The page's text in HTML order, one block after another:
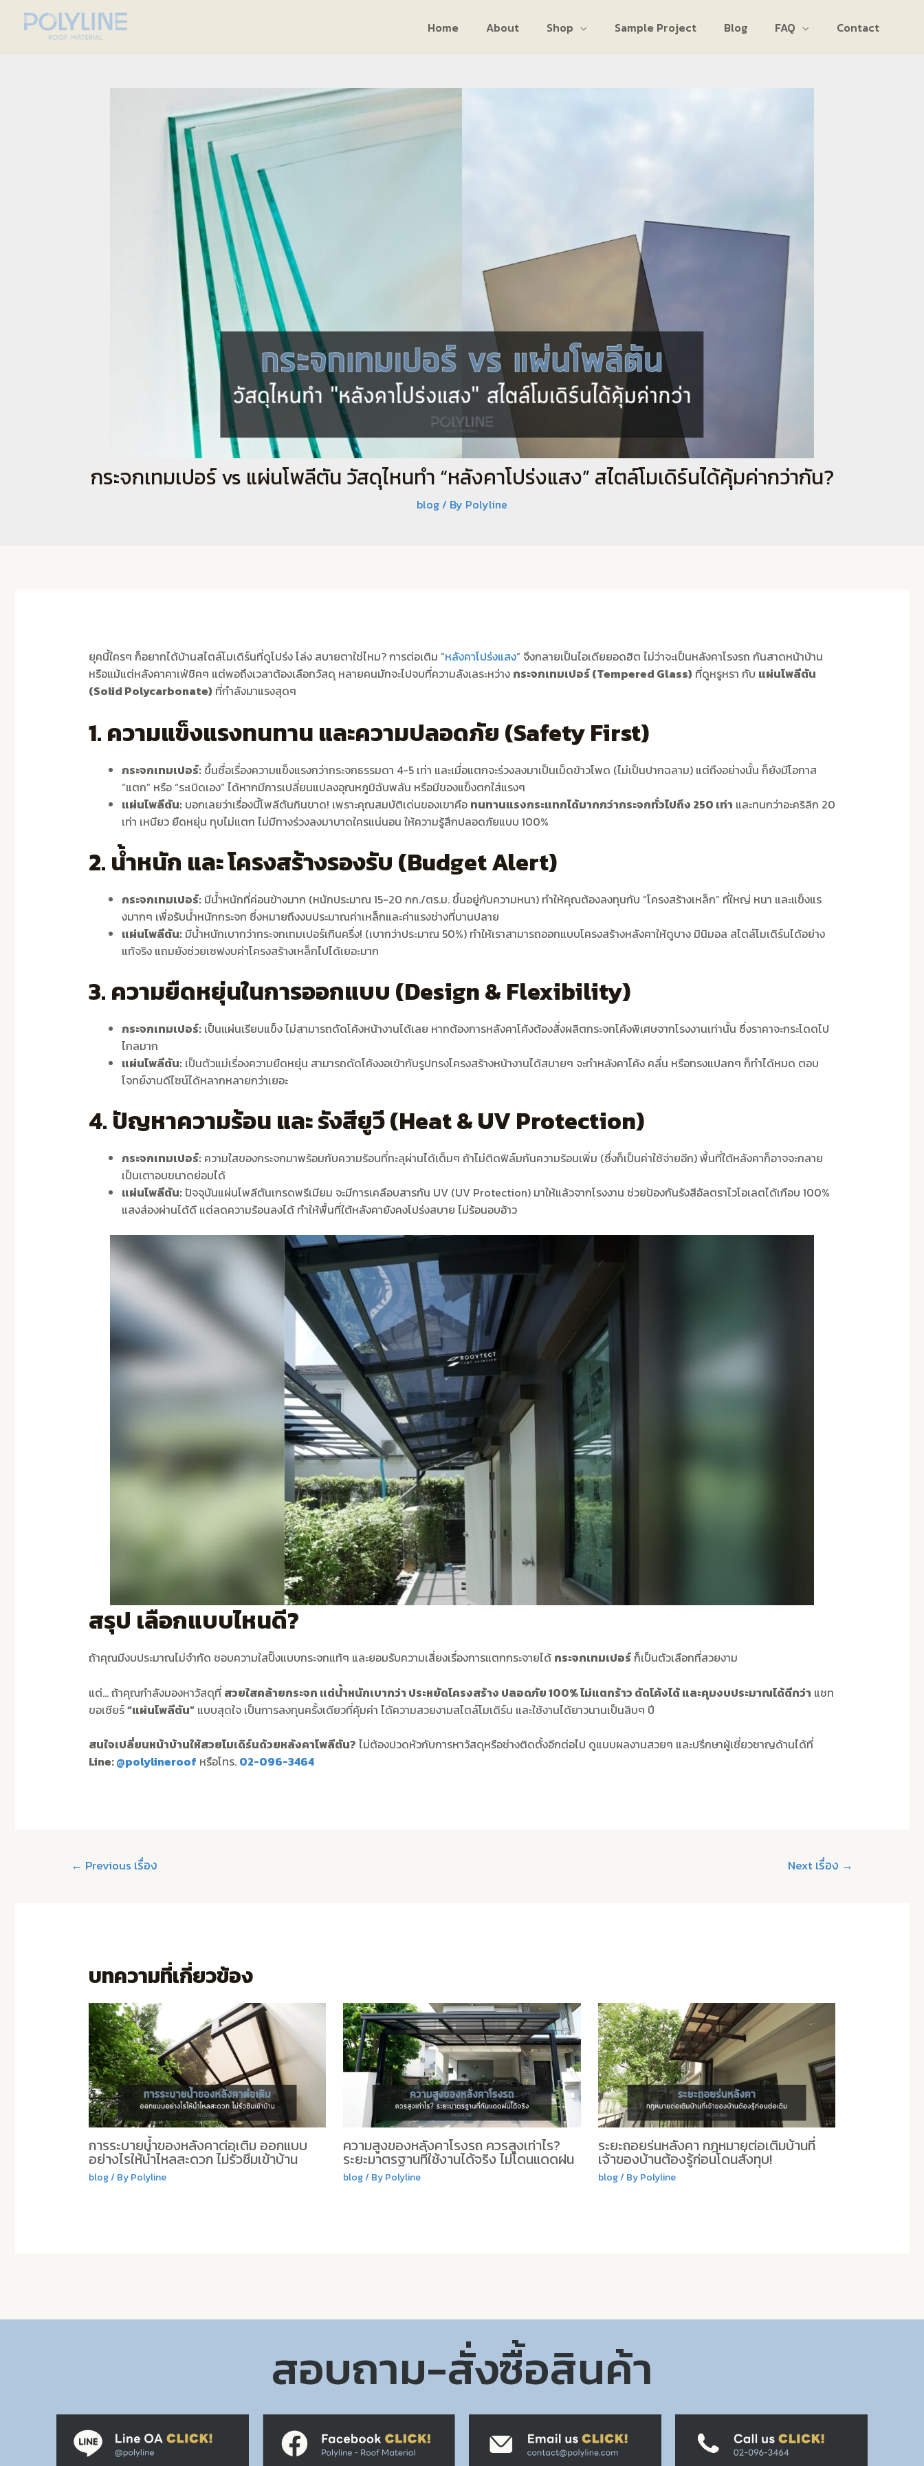
Home About Shop Sample Project Blog FAQ Contact
กระจกเทมเปอร์ vs แผ่นโพลีตัน วัสดุไหนทำ “หลังคาโปร่งแสง” สไตล์โมเดิร์นได้คุ้มค่ากว่ากัน?
blog/ By Polyline
ยุคนี้ใครๆ ก็อยากได้บ้านสไตล์โมเดิร์นที่ดูโปร่ง โล่ง สบายตาใช่ไหม? การต่อเติม “หลังคาโปร่งแสง” จึงกลายเป็นไอเดียยอดฮิต ไม่ว่าจะเป็นหลังคาโรงรถ กันสาดหน้าบ้าน
หรือแม้แต่หลังคาคาเฟ่ชิคๆ แต่พอถึงเวลาต้องเลือกวัสดุ หลายคนมักจะไปจบที่ความลังเลระหว่าง กระจกเทมเปอร์ (Tempered Glass) ที่ดูหรูหรา กับ แผ่นโพลีตัน
(Solid Polycarbonate) ที่กำลังมาแรงสุดๆ
1. ความแข็งแรงทนทาน และความปลอดภัย (Safety First)
กระจกเทมเปอร์:ขึ้นชื่อเรื่องความแข็งแรงกว่ากระจกธรรมดา 4-5 เท่า และเมื่อแตกจะร่วงลงมาเป็นเม็ดข้าวโพด (ไม่เป็นปากฉลาม) แต่ถึงอย่างนั้น ก็ยังมีโอกาส
“แตก” หรือ “ระเบิดเอง” ได้หากมีการเปลี่ยนแปลงอุณหภูมิฉับพลัน หรือมีของแข็งตกใส่แรงๆ
แผ่นโพลีตัน:บอกเลยว่าเรื่องนี้โพลีตันกินขาด! เพราะคุณสมบัติเด่นของเขาคือ ทนทานแรงกระแทกได้มากกว่ากระจกทั่วไปถึง 250 เท่า และทนกว่าอะคริลิก 20
เท่า เหนียว ยืดหยุ่น ทุบไม่แตก ไม่มีทางร่วงลงมาบาดใครแน่นอน ให้ความรู้สึกปลอดภัยแบบ 100%
2. น้ำหนัก และ โครงสร้างรองรับ (Budget Alert)
กระจกเทมเปอร์:มีน้ำหนักที่ค่อนข้างมาก (หนักประมาณ 15-20 กก./ตร.ม. ขึ้นอยู่กับความหนา) ทำให้คุณต้องลงทุนกับ “โครงสร้างเหล็ก” ที่ใหญ่ หนา และแข็งแร
งมากๆ เพื่อรับน้ำหนักกระจก ซึ่งหมายถึงงบประมาณค่าเหล็กและค่าแรงช่างที่บานปลาย
แผ่นโพลีตัน:มีน้ำหนักเบากว่ากระจกเทมเปอร์เกินครึ่ง! (เบากว่าประมาณ 50%) ทำให้เราสามารถออกแบบโครงสร้างหลังคาให้ดูบาง มินิมอล สไตล์โมเดิร์นได้อย่าง
แท้จริง แถมยังช่วยเซฟงบค่าโครงสร้างเหล็กไปได้เยอะมาก
3. ความยืดหยุ่นในการออกแบบ (Design & Flexibility)
กระจกเทมเปอร์:เป็นแผ่นเรียบแข็ง ไม่สามารถดัดโค้งหน้างานได้เลย หากต้องการหลังคาโค้งต้องสั่งผลิตกระจกโค้งพิเศษจากโรงงานเท่านั้น ซึ่งราคาจะกระโดดไป
ไกลมาก
แผ่นโพลีตัน:เป็นตัวแม่เรื่องความยืดหยุ่น สามารถดัดโค้งงอเข้ากับรูปทรงโครงสร้างหน้างานได้สบายๆ จะทำหลังคาโค้ง คลื่น หรือทรงแปลกๆ ก็ทำได้หมด ตอบ
โจทย์งานดีไซน์ได้หลากหลายกว่าเยอะ
4. ปัญหาความร้อน และ รังสียูวี (Heat & UV Protection)
กระจกเทมเปอร์:ความใสของกระจกมาพร้อมกับความร้อนที่ทะลุผ่านได้เต็มๆ ถ้าไม่ติดฟิล์มกันความร้อนเพิ่ม (ซึ่งก็เป็นค่าใช้จ่ายอีก) พื้นที่ใต้หลังคาก็อาจจะกลาย
เป็นเตาอบขนาดย่อมได้
แผ่นโพลีตัน:ปัจจุบันแผ่นโพลีตันเกรดพรีเมียม จะมีการเคลือบสารกัน UV (UV Protection) มาให้แล้วจากโรงงาน ช่วยป้องกันรังสีอัลตราไวโอเลตได้เกือบ 100%
แสงส่องผ่านได้ดี แต่ลดความร้อนลงได้ ทำให้พื้นที่ใต้หลังคายังคงโปร่งสบาย ไม่ร้อนอบอ้าว
สรุป เลือกแบบไหนดี?
ถ้าคุณมีงบประมาณไม่จำกัด ชอบความใสปิ๊งแบบกระจกแท้ๆ และยอมรับความเสี่ยงเรื่องการแตกกระจายได้ กระจกเทมเปอร์ก็เป็นตัวเลือกที่สวยงาม
แต่… ถ้าคุณกำลังมองหาวัสดุที่ สวยใสคล้ายกระจก แต่น้ำหนักเบากว่า ประหยัดโครงสร้าง ปลอดภัย 100% ไม่แตกร้าว ดัดโค้งได้ และคุมงบประมาณได้ดีกว่า แชท
ขอเชียร์“แผ่นโพลีตัน”แบบสุดใจ เป็นการลงทุนครั้งเดียวที่คุ้มค่า ได้ความสวยงามสไตล์โมเดิร์น และใช้งานได้ยาวนานเป็นสิบๆ ปี
สนใจเปลี่ยนหน้าบ้านให้สวยโมเดิร์นด้วยหลังคาโพลีตัน? ไม่ต้องปวดหัวกับการหาวัสดุหรือช่างติดตั้งอีกต่อไป ดูแบบผลงานสวยๆ และปรึกษาผู้เชี่ยวชาญด้านได้ที่
Line:@polylineroof หรือโทร. 02-096-3464
← Previous เรื่อง Next เรื่อง →
บทความที่เกี่ยวข้อง
การระบายน้ำของหลังคาต่อเติม ออกแบบ
อย่างไรให้น้ำไหลสะดวก ไม่รั่วซึมเข้าบ้าน
blog/ ByPolyline
ความสูงของหลังคาโรงรถ ควรสูงเท่าไร?
ระยะมาตรฐานที่ใช้งานได้จริง ไม่โดนแดดฝน
blog/ ByPolyline
ระยะถอยร่นหลังคา กฎหมายต่อเติมบ้านที่
เจ้าของบ้านต้องรู้ก่อนโดนสั่งทุบ!
blog/ ByPolyline
สอบถาม-สั่งซื้อสินค้า